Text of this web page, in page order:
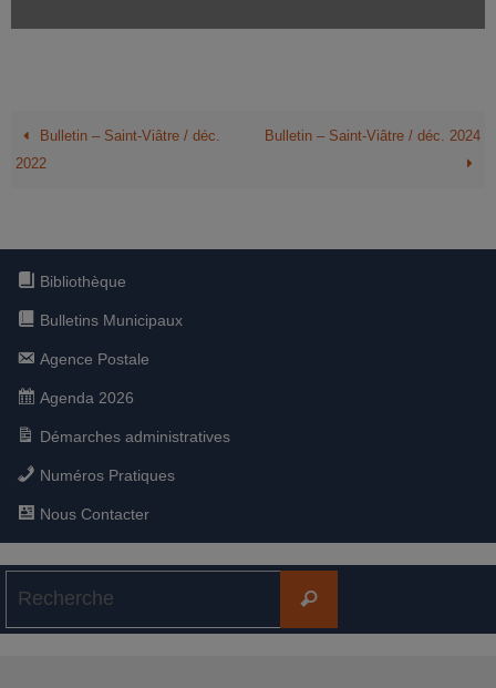
Bulletin – Saint-Viâtre / déc.
2022
Bulletin – Saint-Viâtre / déc. 2024
Bibliothèque
Bulletins Municipaux
Agence Postale
Agenda 2026
Démarches administratives
Numéros Pratiques
Nous Contacter